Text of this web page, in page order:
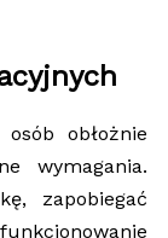
obłożnie
wymagania.
zapobiegać